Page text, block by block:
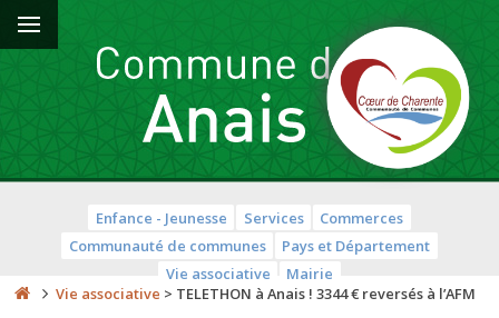
Enfance - Jeunesse Services
Commerces
Communauté de communes
Pays et Département
Vie associative
Mairie
Vie associative > TELETHON à Anais ! 3344 € reversés à l’AFM